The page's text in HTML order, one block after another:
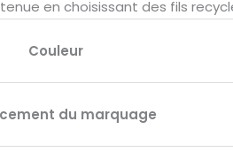
en choisissant des fils
Couleur
du marquage